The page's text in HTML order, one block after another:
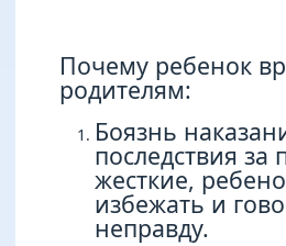
Почему ребенок
родителям:
Боязнь
последствия за
жесткие,
избежать и
неправду.